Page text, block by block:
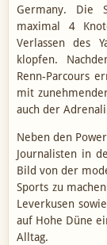
Germany. Die
maximal 4
Verlassen des
klopfen.
Renn-Parcours
mit
auch der
Neben den
Journalisten in
Bild von der
Sports zu
Leverkusen
auf Hohe Düne
Alltag.